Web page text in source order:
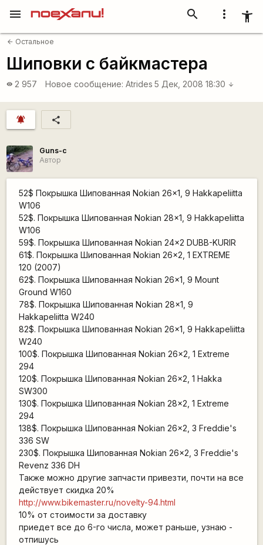
more_vert accessibility_new
search
menu
arrow_back Остальное
Шиповки с байкмастера
visibility 2 957 Новое сообщение: Atrides 5 Дек, 2008 18:30 arrow_downward
notifications_active share
Guns-c
Автор
52$ Покрышка Шипованная Nokian 26x1, 9 Hakkapeliitta
W106
52$. Покрышка Шипованная Nokian 28x1, 9 Hakkapeliitta
W106
59$. Покрышка Шипованная Nokian 24x2 DUBB-KURIR
61$. Покрышка Шипованная Nokian 26x2, 1 EXTREME
120 (2007)
62$. Покрышка Шипованная Nokian 26x1, 9 Mount
Ground W160
78$. Покрышка Шипованная Nokian 28x1, 9
Hakkapeliitta W240
82$. Покрышка Шипованная Nokian 26x1, 9 Hakkapeliitta
W240
100$. Покрышка Шипованная Nokian 26x2, 1 Extreme
294
120$. Покрышка Шипованная Nokian 26x2, 1 Hakka
SW300
130$. Покрышка Шипованная Nokian 28x2, 1 Extreme
294
138$. Покрышка Шипованная Nokian 26x2, 3 Freddie's
336 SW
230$. Покрышка Шипованная Nokian 26x2, 3 Freddie's
Revenz 336 DH
Также можно другие запчасти привезти, почти на все
действует скидка 20%
http://www.bikemaster.ru/novelty-94.html
10% от стоимости за доставку
приедет все до 6-го числа, может раньше, узнаю -
отпишусь